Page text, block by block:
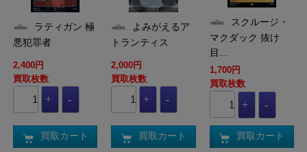
悪犯罪者
2,400円
買取枚数
買取カート
トランティス
2,000円
買取枚数
買取カート
マクダック 抜け
目…
1,700円
買取枚数
買取カート